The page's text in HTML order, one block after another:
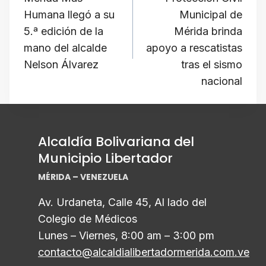
m
s
ly
L
i
n
de
entradas
Humana llegó a su
5.ª edición de la
mano del alcalde
Nelson Álvarez
Municipal de
Mérida brinda
apoyo a rescatistas
tras el sismo
nacional
Alcaldía Bolivariana del
Municipio Libertador
MÉRIDA – VENEZUELA
Av. Urdaneta, Calle 45, Al lado del
Colegio de Médicos
Lunes – Viernes, 8:00 am – 3:00 pm
contacto@alcaldialibertadormerida.com.ve